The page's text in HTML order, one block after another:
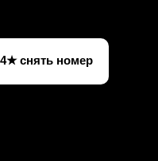
снять номер